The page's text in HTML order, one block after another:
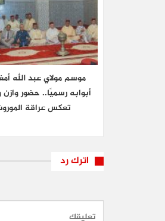
موسم مولاي عبد الله
أبوابه رسميًا.. حضور وازن
تعكس عراقة
اترك رد